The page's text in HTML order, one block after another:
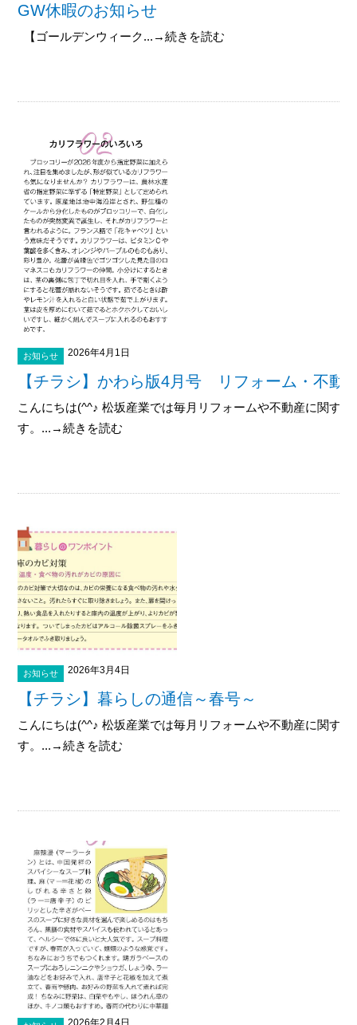
GW休暇のお知らせ
【ゴールデンウィーク...→続きを読む
お知らせ 2026年4月1日
【チラシ】かわら版4月号 リフォーム・不動
こんにちは(^^♪ 松坂産業では毎月リフォームや不動産に関す
す。...→続きを読む
お知らせ 2026年3月4日
【チラシ】暮らしの通信～春号～
こんにちは(^^♪ 松坂産業では毎月リフォームや不動産に関す
す。...→続きを読む